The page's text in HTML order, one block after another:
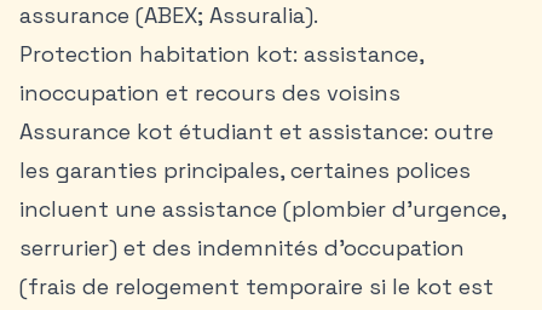
assurance (ABEX; Assuralia).
Protection habitation kot: assistance,
inoccupation et recours des voisins
Assurance kot étudiant et assistance: outre
les garanties principales, certaines polices
incluent une assistance (plombier d’urgence,
serrurier) et des indemnités d’occupation
(frais de relogement temporaire si le kot est